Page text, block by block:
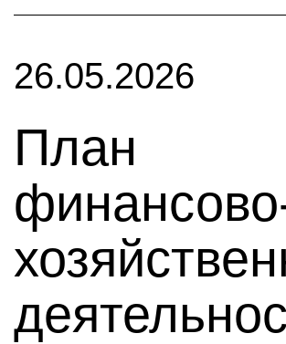
26.05.2026
План